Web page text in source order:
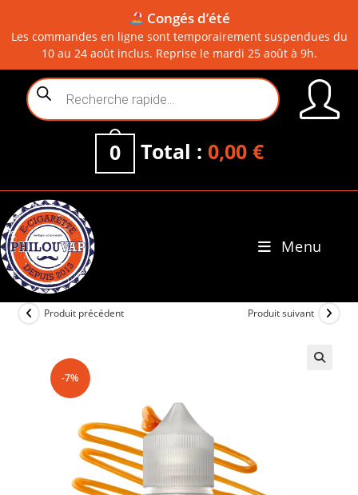
Congés d’été
Les commandes en ligne sont temporairement suspendues du
10 au 24 août inclus. Reprise le mardi 25 août à 9h.
content
Recherche
de
0 Total : 0,00 €
Menu
-7%
Produit précédent Produit suivant